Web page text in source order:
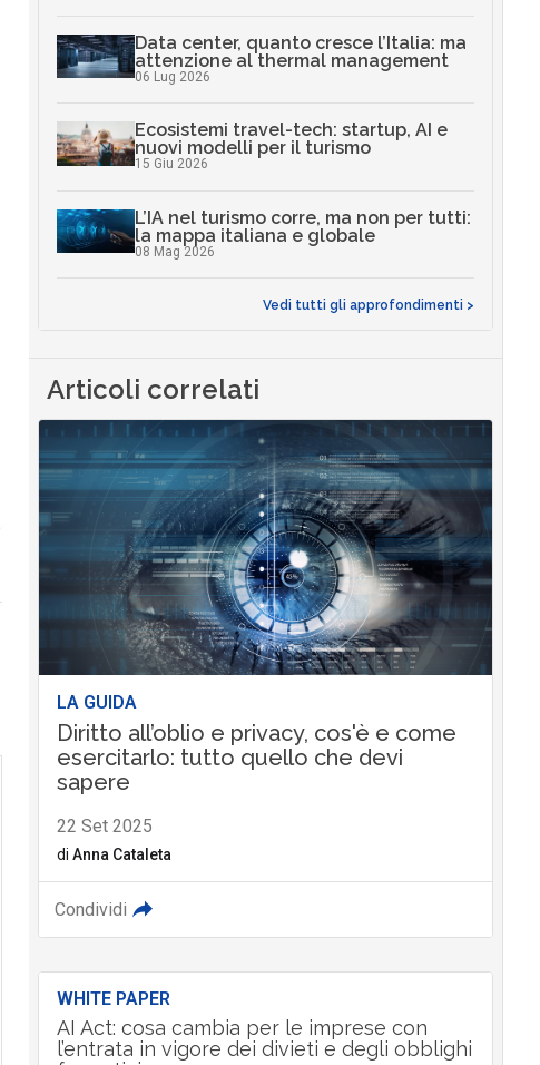
Data center, quanto cresce l’Italia: ma
attenzione al thermal management
06 Lug 2026
Ecosistemi travel-tech: startup, AI e
nuovi modelli per il turismo
15 Giu 2026
L’IA nel turismo corre, ma non per tutti:
la mappa italiana e globale
08 Mag 2026
Vedi tutti gli approfondimenti >
Articoli correlati
LA GUIDA
Diritto all’oblio e privacy, cos'è e come
esercitarlo: tutto quello che devi
sapere
22 Set 2025
di Anna Cataleta
Condividi
WHITE PAPER
AI Act: cosa cambia per le imprese con
l’entrata in vigore dei divieti e degli obblighi